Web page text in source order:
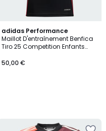
adidas Performance
Maillot D'entraînement Benfica
Tiro 25 Competition Enfants
Tiro 25 Competition Enfants
50,00 €